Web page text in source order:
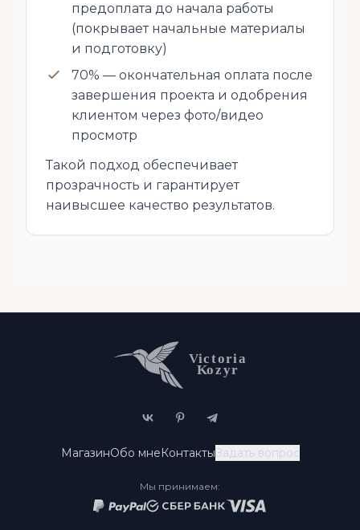
предоплата до начала работы
(покрывает начальные материалы
и подготовку)
70% — окончательная оплата после
завершения проекта и одобрения
клиентом через фото/видео
просмотр
Такой подход обеспечивает
прозрачность и гарантирует
наивысшее качество результатов.
МагазинОбо мнеКонтакты Задать вопрос
Мы принимаем: